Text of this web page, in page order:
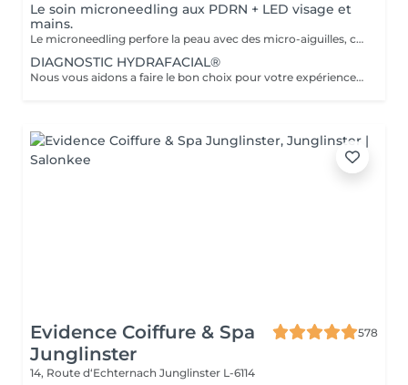
Le soin microneedling aux PDRN + LED visage et
mains.
Le microneedling perfore la peau avec des micro-aiguilles, créant des micro-canaux qui permettent à un sérum actif (PDRN ou exosomes) de pénétrer en profondeur dans le derme. C'est ce qu'on appelle un soin « biostimulateur » : on ne remplit pas, on stimule la peau pour qu'elle se régénère elle-même. Tandis que le sérum PDRN pénètre profondément pour stimuler la réparation cellulaire, accélérer la cicatrisation et booster la production de collagène. Pour optimiser les effets du soin, nous appliquerons la lumière LED sur le visage. Profitez, également, d'un traitement anti-âge à la lumière Led pour les mains.
DIAGNOSTIC HYDRAFACIAL®
Nous vous aidons a faire le bon choix pour votre expérience HYDRAFACIAL®
Evidence Coiffure & Spa
Junglinster
578
14, Route d‘Echternach Junglinster L-6114